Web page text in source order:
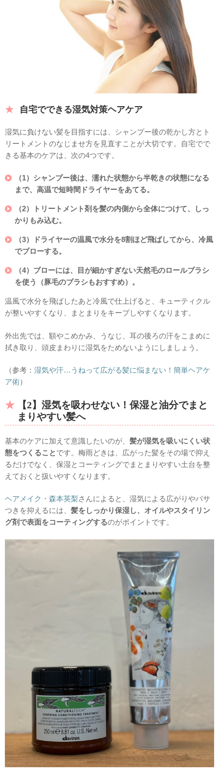
自宅でできる湿気対策ヘアケア
湿気に負けない髪を目指すには、シャンプー後の乾かし方とト
リートメントのなじませ方を見直すことが大切です。自宅でで
きる基本のケアは、次の4つです。
（1）シャンプー後は、濡れた状態から半乾きの状態になる
まで、高温で短時間ドライヤーをあてる。
（2）トリートメント剤を髪の内側から全体につけて、しっ
かりもみ込む。
（3）ドライヤーの温風で水分を8割ほど飛ばしてから、冷風
でブローする。
（4）ブローには、目が細かすぎない天然毛のロールブラシ
を使う（豚毛のブラシもおすすめ）。
温風で水分を飛ばしたあと冷風で仕上げると、キューティクル
が整いやすくなり、まとまりをキープしやすくなります。
外出先では、額やこめかみ、うなじ、耳の後ろの汗をこまめに
拭き取り、頭皮まわりに湿気をためないようにしましょう。
（参考： 湿気や汗…うねって広がる髪に悩まない！簡単ヘアケ
ア術）
【2】湿気を吸わせない！保湿と油分でまと
まりやすい髪へ
基本のケアに加えて意識したいのが、 髪が湿気を吸いにくい状
態をつくることです。梅雨どきは、広がった髪をその場で抑え
るだけでなく、保湿とコーティングでまとまりやすい土台を整
えておくと扱いやすくなります。
ヘアメイク・森本英梨さんによると、湿気による広がりやパサ
つきを抑えるには、 髪をしっかり保湿し、オイルやスタイリン
グ剤で表面をコーティングするのがポイントです。